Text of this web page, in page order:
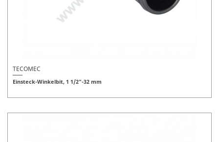
TECOMEC
Einsteck-Winkelbit, 1 1/2"-32 mm